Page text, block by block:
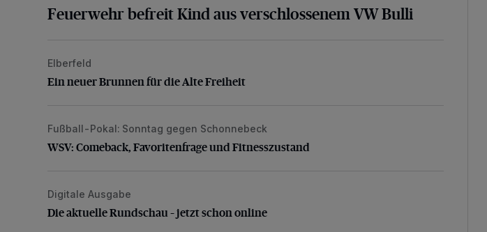
Feuerwehr befreit Kind aus verschlossenem VW Bulli
Ein neuer Brunnen für die Alte Freiheit
Elberfeld
Ein neuer Brunnen für die Alte Freiheit
WSV: Comeback, Favoritenfrage und Fitnesszustand
Fußball-Pokal: Sonntag gegen Schonnebeck
WSV: Comeback, Favoritenfrage und Fitnesszustand
Die aktuelle Rundschau – jetzt schon online
Digitale Ausgabe
Die aktuelle Rundschau – jetzt schon online